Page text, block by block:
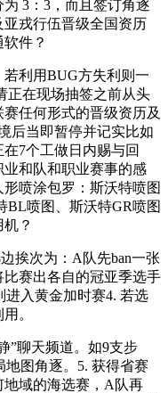
3：3，而且签订角逐
戎行伍晋级全国资历
件？
利用BUG方失利则一
正在现场抽签之前从头
任何形式的晋级资历及
后当即暂停并记实比如
7个工做日内赐与回
和队和职业赛事的感
喷涂包罗：斯沃特喷图
BL喷图、斯沃特GR喷图
？
次为：A队先ban一张
赛出各自的冠亚季选手
进入黄金加时赛4. 若选
。
聊天频道。如9支步
地图角逐。5. 获得省赛
域的海选赛，A队再